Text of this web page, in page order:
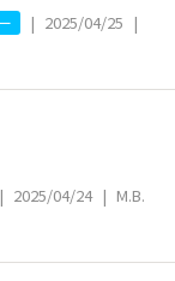
| 2025/04/25 |
| 2025/04/24 | M.B.